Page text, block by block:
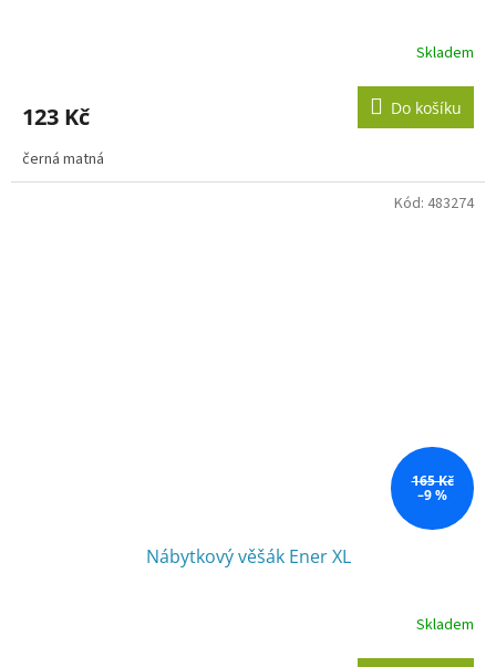
Skladem
123 Kč Do košíku
černá matná
165 Kč
–9 %
Nábytkový věšák Ener XL
Skladem
Kód: 483274